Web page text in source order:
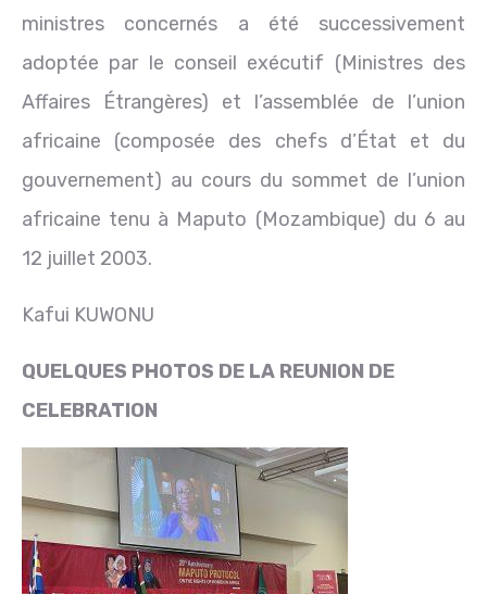
ministres concernés a été successivement
adoptée par le conseil exécutif (Ministres des
Affaires Étrangères) et l’assemblée de l’union
africaine (composée des chefs d’État et du
gouvernement) au cours du sommet de l’union
africaine tenu à Maputo (Mozambique) du 6 au
12 juillet 2003.
Kafui KUWONU
QUELQUES PHOTOS DE LA REUNION DE
CELEBRATION